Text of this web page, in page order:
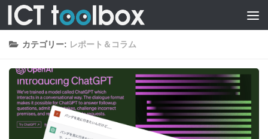
カテゴリー: レポート＆コラム